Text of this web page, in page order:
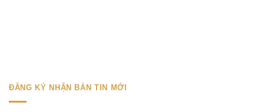
ĐĂNG KÝ NHẬN BẢN TIN MỚI